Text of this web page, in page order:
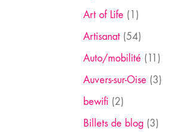
Art of Life (1)
Artisanat(54)
Auto/mobilité (11)
Auvers-sur-Oise (3)
bewifi (2)
Billets de blog(3)